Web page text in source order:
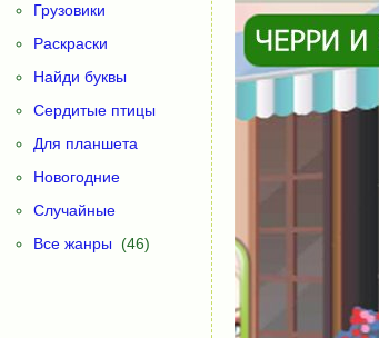
Грузовики
Раскраски
Найди буквы
Сердитые птицы
Для планшета
Новогодние
Случайные
Все жанры (46)